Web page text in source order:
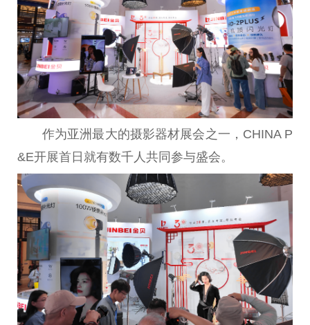
作为亚洲最大的摄影器材展会之一，CHINA P
&E开展首日就有数千人共同参与盛会。